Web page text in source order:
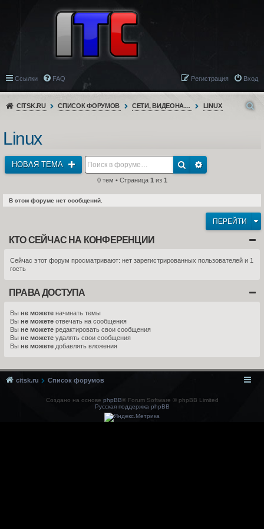
Ссылки FAQ Вход
Регистрация
CITSK.RU СПИСОК ФОРУМОВ СЕТИ, ВИДЕОНАБЛЮДЕНИЕ, ТЕЛЕФОНИЯ LINUX
Linux
НОВАЯ ТЕМА
0 тем • Страница 1 из 1
В этом форуме нет сообщений.
ПЕРЕЙТИ
КТО СЕЙЧАС НА КОНФЕРЕНЦИИ
Сейчас этот форум просматривают: нет зарегистрированных пользователей и 1
гость
ПРАВА ДОСТУПА
Вы не можете начинать темы
Вы не можете отвечать на сообщения
Вы не можете редактировать свои сообщения
Вы не можете удалять свои сообщения
Вы не можете добавлять вложения
citsk.ru Список форумов
Создано на основе phpBB® Forum Software © phpBB Limited
Русская поддержка phpBB